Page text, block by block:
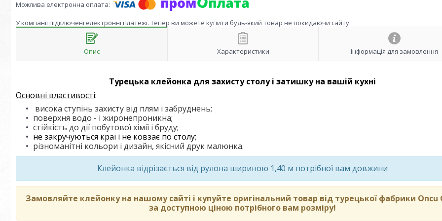
У компанії підключені електронні платежі. Тепер ви можете купити будь-який товар не покидаючи сайту.
Опис Характеристики Інформація для замовлення
Турецька клейонка для захисту столу і затишку на вашій кухні
Основні властивості:
висока ступінь захисту від плям і забруднень;
поверхня водо - і жиронепроникна;
стійкість до дії побутової хімії і бруду;
не закручуються краї і не ковзає по столу;
різноманітні кольори і дизайн, якісний друк малюнка.
Клейонка відрізається від рулона шириною 1,40 м потрібної вам довжини
Замовляйте клейонку на нашому сайті і купуйте оригінальний товар від турецької фабрики Oncu
за доступною ціною потрібного вам розміру!